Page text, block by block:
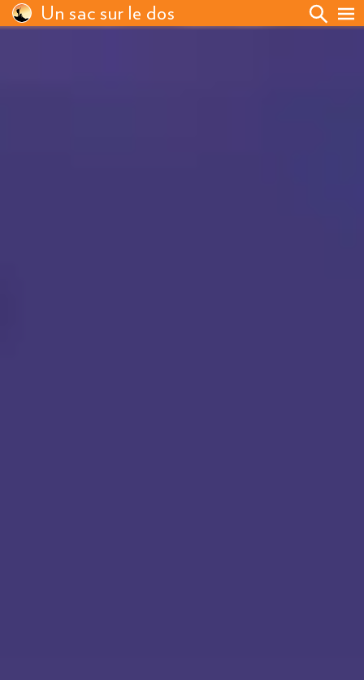
Un sac sur le dos